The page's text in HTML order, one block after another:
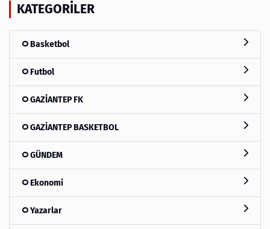
KATEGORILER
Basketbol
Futbol
GAZİANTEP FK
GAZİANTEP BASKETBOL
GÜNDEM
Ekonomi
Yazarlar